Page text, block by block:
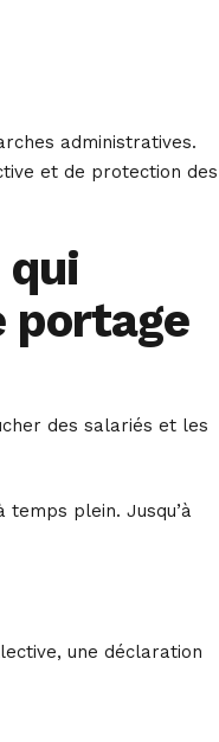
administratives.
et de protection des
portage
des salariés et les
plein. Jusqu’à
une déclaration